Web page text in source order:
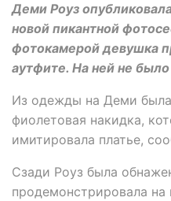
Деми Роуз
новой пикантной
фотокамерой девушка
аутфите. На ней не
Из одежды на Деми
фиолетовая накидка,
имитировала платье,
Сзади Роуз была
продемонстрировала